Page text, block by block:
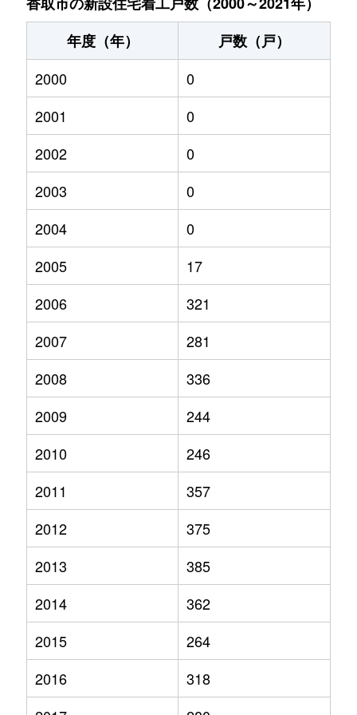
年度（年）
戸数（戸）
2000
0
2001
0
2002
0
2003
0
2004
0
2005
17
2006
321
2007
281
2008
336
2009
244
2010
246
2011
357
2012
375
2013
385
2014
362
2015
264
2016
318